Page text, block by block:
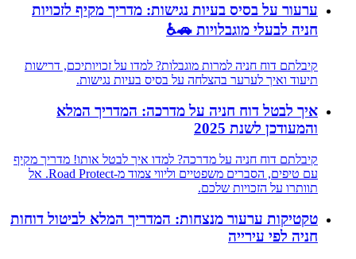
ערעור על בסיס בעיות נגישות: מדריך מקיף לזכויות
חניה לבעלי מוגבלויות 🚗♿
קיבלתם דוח חניה למרות מוגבלות? למדו על זכויותיכם, דרישות
תיעוד ואיך לערער בהצלחה על בסיס בעיות נגישות.
איך לבטל דוח חניה על מדרכה: המדריך המלא
והמעודכן לשנת 2025
קיבלתם דוח חניה על מדרכה? למדו איך לבטל אותו! מדריך מקיף
עם טיפים, הסברים משפטיים וליווי צמוד מ-Road Protect. אל
תוותרו על הזכויות שלכם.
טקטיקות ערעור מנצחות: המדריך המלא לביטול דוחות
חניה לפי עירייה